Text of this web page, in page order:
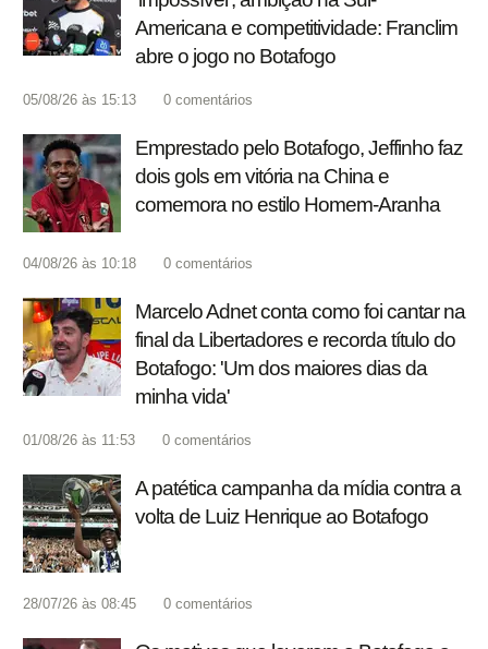
Americana e competitividade: Franclim
abre o jogo no Botafogo
05/08/26 às 15:13 0 comentários
Emprestado pelo Botafogo, Jeffinho faz
dois gols em vitória na China e
comemora no estilo Homem-Aranha
04/08/26 às 10:18 0 comentários
Marcelo Adnet conta como foi cantar na
final da Libertadores e recorda título do
Botafogo: 'Um dos maiores dias da
minha vida'
01/08/26 às 11:53 0 comentários
A patética campanha da mídia contra a
volta de Luiz Henrique ao Botafogo
28/07/26 às 08:45 0 comentários